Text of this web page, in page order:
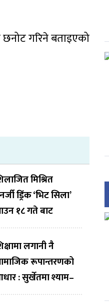
छनोट गरिने बताइएको
मिश्रित
ड्रिंक ‘भिट सिला’
१८ गते बाट
आउँदै
लगानी नै
रूपान्तरणको
: सुर्खेतमा श्याम–
फाउण्डेसनको